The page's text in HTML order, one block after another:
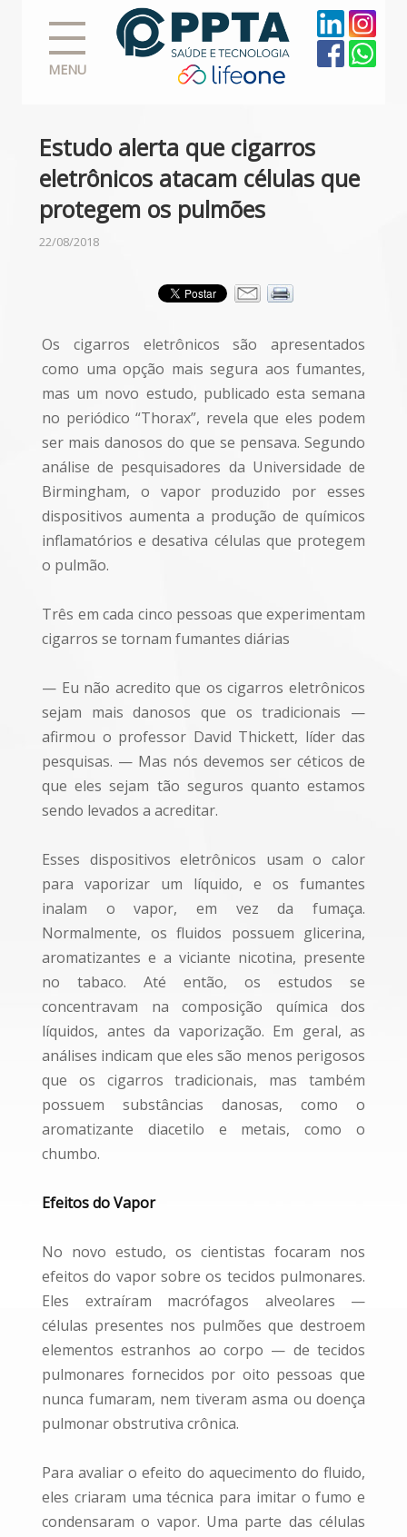
MENU
Estudo alerta que cigarros
eletrônicos atacam células que
protegem os pulmões
22/08/2018
Os cigarros eletrônicos são apresentados
como uma opção mais segura aos fumantes,
mas um novo estudo, publicado esta semana
no periódico “Thorax”, revela que eles podem
ser mais danosos do que se pensava. Segundo
análise de pesquisadores da Universidade de
Birmingham, o vapor produzido por esses
dispositivos aumenta a produção de químicos
inflamatórios e desativa células que protegem
o pulmão.
Três em cada cinco pessoas que experimentam
cigarros se tornam fumantes diárias
— Eu não acredito que os cigarros eletrônicos
sejam mais danosos que os tradicionais —
afirmou o professor David Thickett, líder das
pesquisas. — Mas nós devemos ser céticos de
que eles sejam tão seguros quanto estamos
sendo levados a acreditar.
Esses dispositivos eletrônicos usam o calor
para vaporizar um líquido, e os fumantes
inalam o vapor, em vez da fumaça.
Normalmente, os fluidos possuem glicerina,
aromatizantes e a viciante nicotina, presente
no tabaco. Até então, os estudos se
concentravam na composição química dos
líquidos, antes da vaporização. Em geral, as
análises indicam que eles são menos perigosos
que os cigarros tradicionais, mas também
possuem substâncias danosas, como o
aromatizante diacetilo e metais, como o
chumbo.
Efeitos do Vapor
No novo estudo, os cientistas focaram nos
efeitos do vapor sobre os tecidos pulmonares.
Eles extraíram macrófagos alveolares —
células presentes nos pulmões que destroem
elementos estranhos ao corpo — de tecidos
pulmonares fornecidos por oito pessoas que
nunca fumaram, nem tiveram asma ou doença
pulmonar obstrutiva crônica.
Para avaliar o efeito do aquecimento do fluido,
eles criaram uma técnica para imitar o fumo e
condensaram o vapor. Uma parte das células